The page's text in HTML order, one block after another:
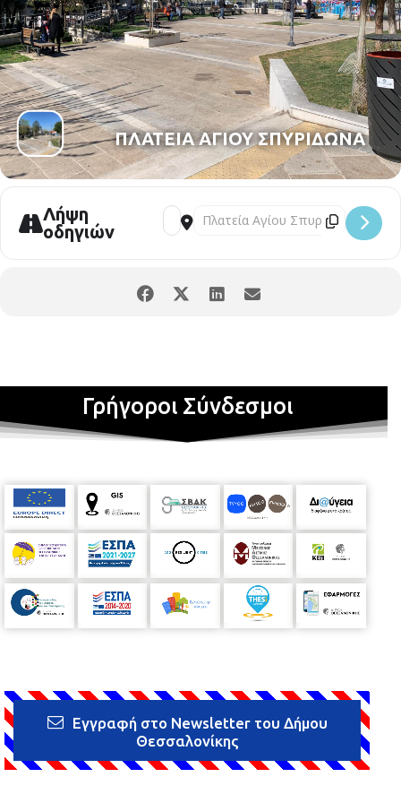
ΠΛΑΤΕΙΑ ΑΓΙΟΥ ΣΠΥΡΙΔΩΝΑ
Λήψη
οδηγιών
Γρήγοροι Σύνδεσμοι
Εγγραφή στο Newsletter του Δήμου
Θεσσαλονίκης